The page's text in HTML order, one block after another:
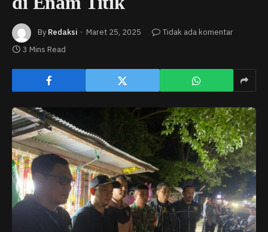
By Redaksi Maret 25, 2025
Tidak ada komentar
3 Mins Read